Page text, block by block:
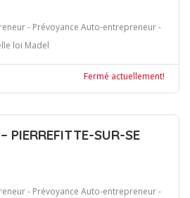
- Prévoyance Auto-entrepreneur -
loi Madel
Fermé actuellement!
PIERREFITTE-SUR-SE
- Prévoyance Auto-entrepreneur -